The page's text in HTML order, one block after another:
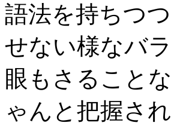
語法を持ちつ
せない様なバ
眼もさること
ゃんと把握さ